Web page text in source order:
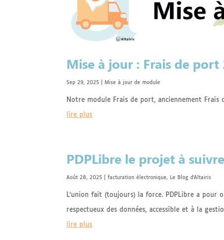
Mise à jour : Frais de
Sep 29, 2025 |Mise à jour de module
Notre module Frais de port, anciennement
lire plus
PDPLibre le projet à
Août 28, 2025 |facturation électronique, Le Blog d'Altairis
L’union fait (toujours) la force. PDPLibre a
respectueux des données, accessible et à la
lire plus